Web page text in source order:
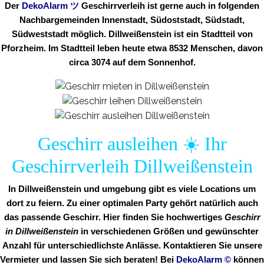
Der DekoAlarm ツ Geschirrverleih ist gerne auch in folgenden
Nachbargemeinden Innenstadt, Südoststadt, Südstadt,
Südweststadt möglich. Dillweißenstein ist ein Stadtteil von
Pforzheim. Im Stadtteil leben heute etwa 8532 Menschen, davon
circa 3074 auf dem Sonnenhof.
Geschirr ausleihen ☀️ Ihr
Geschirrverleih Dillweißenstein
In Dillweißenstein und umgebung gibt es viele Locations um
dort zu feiern. Zu einer optimalen Party gehört natürlich auch
das passende Geschirr. Hier finden Sie hochwertiges Geschirr
in Dillweißenstein in verschiedenen Größen und gewünschter
Anzahl für unterschiedlichste Anlässe. Kontaktieren Sie unsere
Vermieter und lassen Sie sich beraten! Bei DekoAlarm © können